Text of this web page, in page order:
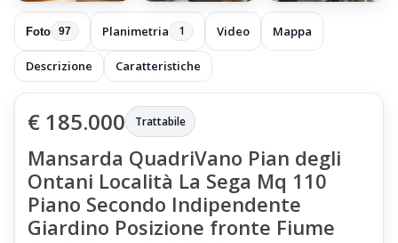
+91 foto
Foto 97 Planimetria 1 Video Mappa
Descrizione Caratteristiche
€ 185.000 Trattabile
Mansarda QuadriVano Pian degli
Ontani Località La Sega Mq 110
Piano Secondo Indipendente
Giardino Posizione fronte Fiume